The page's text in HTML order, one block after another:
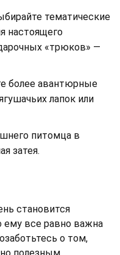
тематические
настоящего
«трюков» —
более авантюрные
лапок или
питомца в
затея.
становится
все равно важна
о том,